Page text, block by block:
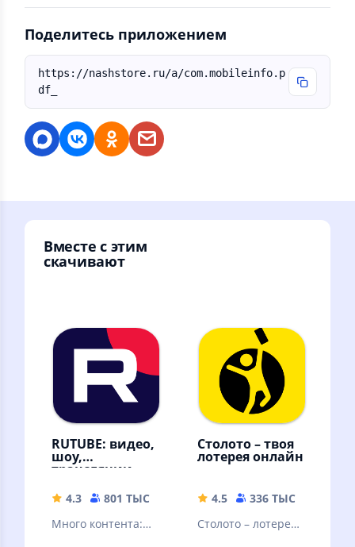
Поделитесь приложением
https://nashstore.ru/a/com.mobileinfo.p
df_
Вместе с этим
скачивают
RUTUBE: видео,
шоу,
трансляции
4.3 801 ТЫС
42.88 MB
Много контента:
Столото – твоя
лотерея онлайн
4.5 336 ТЫС
Столото – лотерея,